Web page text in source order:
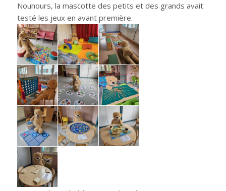
Nounours, la mascotte des petits et des grands avait
testé les jeux en avant première.